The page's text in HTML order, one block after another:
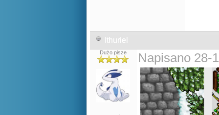
Ithuriel
Dużo pisze Napisano 28-